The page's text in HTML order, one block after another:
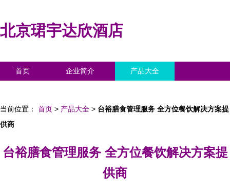
北京珺宇达欣酒店
首页 企业简介 产品大全
当前位置： 首页 > 产品大全 > 台裕膳食管理服务 全方位餐饮解决方案提
供商
台裕膳食管理服务 全方位餐饮解决方案提
供商